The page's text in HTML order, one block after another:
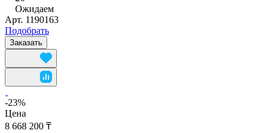
Ожидаем
Арт. 1190163
Подобрать
Заказать
-23%
Цена
8 668 200 ₸